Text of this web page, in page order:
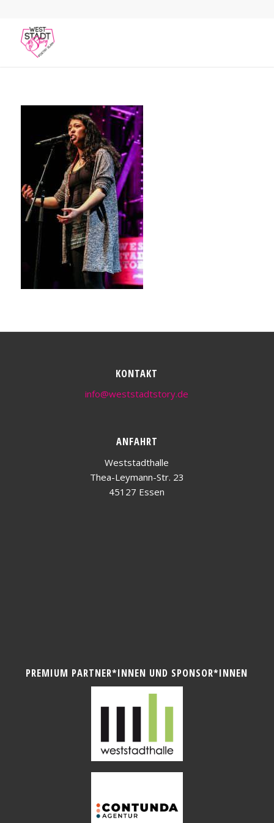
KONTAKT
info@weststadtstory.de
ANFAHRT
Weststadthalle
Thea-Leymann-Str. 23
45127 Essen
PREMIUM PARTNER*INNEN UND SPONSOR*INNEN